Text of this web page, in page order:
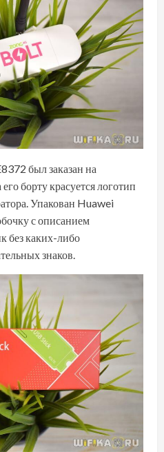
был заказан на
борту красуется логотип
Упакован Huawei
с описанием
без каких-либо
знаков.